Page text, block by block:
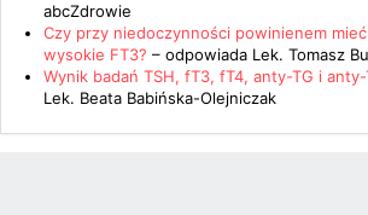
abcZdrowie
Czy przy niedoczynności powinienem
wysokie FT3? – odpowiada Lek. Tomasz
Wynik badań TSH, fT3, fT4, anty-TG i anty-
Lek. Beata Babińska-Olejniczak